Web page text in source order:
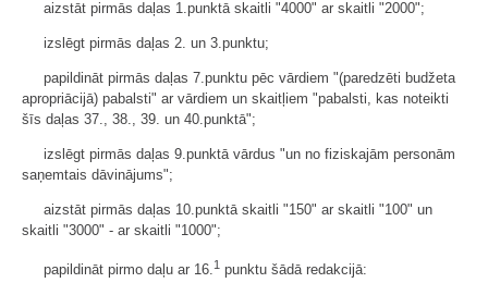
aizstāt pirmās daļas 1.punktā skaitli "4000" ar skaitli "2000";
izslēgt pirmās daļas 2. un 3.punktu;
papildināt pirmās daļas 7.punktu pēc vārdiem "(paredzēti budžeta
apropriācijā) pabalsti" ar vārdiem un skaitļiem "pabalsti, kas noteikti
šīs daļas 37., 38., 39. un 40.punktā";
izslēgt pirmās daļas 9.punktā vārdus "un no fiziskajām personām
saņemtais dāvinājums";
aizstāt pirmās daļas 10.punktā skaitli "150" ar skaitli "100" un
skaitli "3000" - ar skaitli "1000";
papildināt pirmo daļu ar 16. 1 punktu šādā redakcijā: